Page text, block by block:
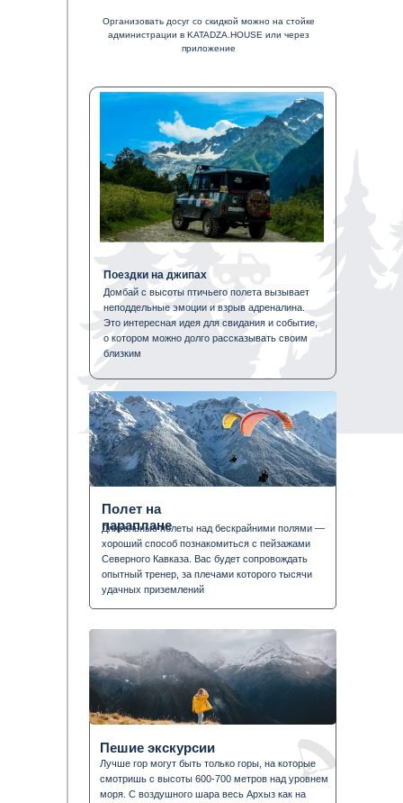
Организовать досуг со скидкой можно на стойке
администрации в KATADZA.HOUSE или через
приложение
Домбай с высоты птичьего полета вызывает
неподдельные эмоции и взрыв адреналина.
Это интересная идея для свидания и событие,
о котором можно долго рассказывать своим
близким
Поездки на джипах
Длительные полеты над бескрайними полями —
хороший способ познакомиться с пейзажами
Северного Кавказа. Вас будет сопровождать
опытный тренер, за плечами которого тысячи
удачных приземлений
Полет на
параплане
Лучше гор могут быть только горы, на которые
смотришь с высоты 600-700 метров над уровнем
моря. С воздушного шара весь Архыз как на
Пешие экскурсии